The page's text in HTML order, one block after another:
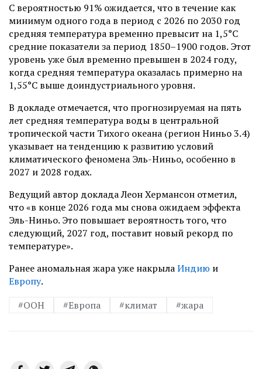
С вероятностью 91% ожидается, что в течение как
минимум одного года в период с 2026 по 2030 год
средняя температура временно превысит на 1,5°C
средние показатели за период 1850–1900 годов. Этот
уровень уже был временно превышен в 2024 году,
когда средняя температура оказалась примерно на
1,55°C выше доиндустриального уровня.
В докладе отмечается, что прогнозируемая на пять
лет средняя температура воды в центральной
тропической части Тихого океана (регион Ниньо 3.4)
указывает на тенденцию к развитию условий
климатического феномена Эль-Ниньо, особенно в
2027 и 2028 годах.
Ведущий автор доклада Леон Хермансон отметил,
что «в конце 2026 года мы снова ожидаем эффекта
Эль-Ниньо. Это повышает вероятность того, что
следующий, 2027 год, поставит новый рекорд по
температуре».
Ранее аномальная жара уже накрылаИндию и
Европу.
#ООН
#Европа #климат #жара